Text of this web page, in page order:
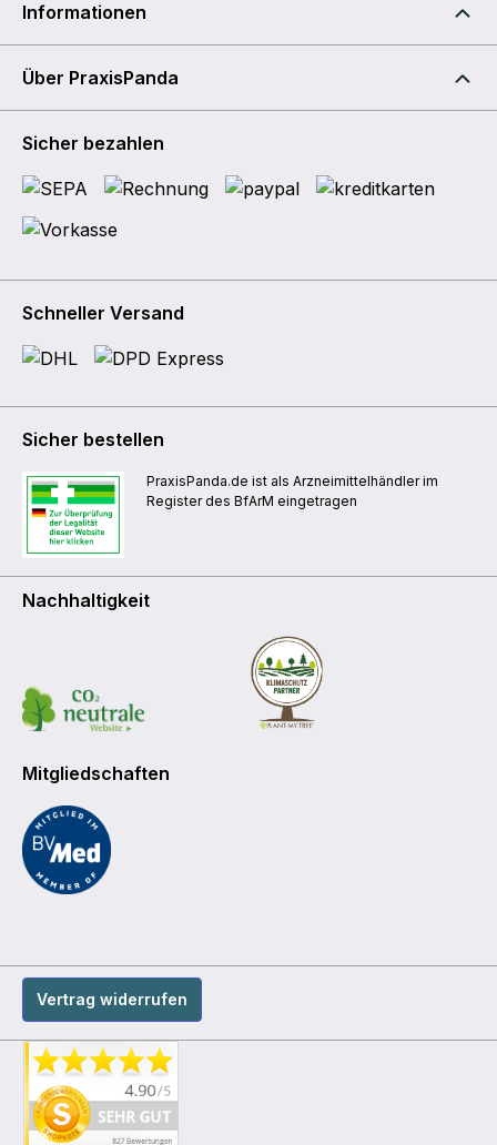
Informationen
Über PraxisPanda
Sicher bezahlen
Schneller Versand
Sicher bestellen
PraxisPanda.de ist als Arzneimittelhändler im
Register des BfArM eingetragen
Nachhaltigkeit
Mitgliedschaften
Vertrag widerrufen